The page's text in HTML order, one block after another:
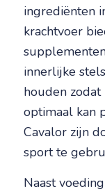
ingrediënten
krachtvoer
innerlijke
houden
optimaal kan
Cavalor zijn
sport te
Naast